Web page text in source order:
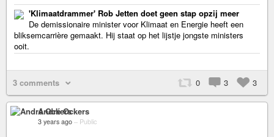
'Klimaatdrammer' Rob Jetten doet geen stap opzij meer
De demissionaire minister voor Klimaat en Energie heeft een
bliksemcarrière gemaakt. Hij staat op het lijstje jongste ministers
ooit.
3 comments 0 3 3
André Ockers
3 years ago – Public